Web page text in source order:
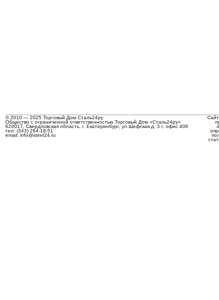
© 2010 — 2025 Торговый Дом Сталь24ру
Общество с ограниченной ответственностью Торговый Дом «Сталь24ру»
620017, Свердловская область, г. Екатеринбург, ул.Шефская д. 3 г, офис 406
тел: (343) 264-18-51
email: info@steel24.ru